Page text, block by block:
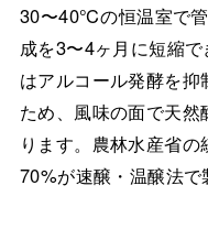
30〜40℃の恒温室で
成を3〜4ヶ月に短縮
はアルコール発酵を
ため、風味の面で天
ります。農林水産省
70%が速醸・温醸法で